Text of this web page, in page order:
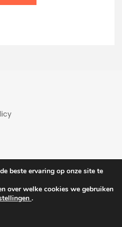
2026| Theme by
powered by WordPress
beste ervaring op onze site te
over welke cookies we gebruiken
.